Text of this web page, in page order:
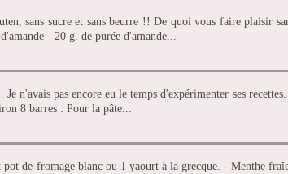
sans sucre et sans beurre !! De quoi vous faire plaisir
- 20 g. de purée d'amande...
pas encore eu le temps d'expérimenter ses
8 barres : Pour la pâte...
de fromage blanc ou 1 yaourt à la grecque. - Menthe